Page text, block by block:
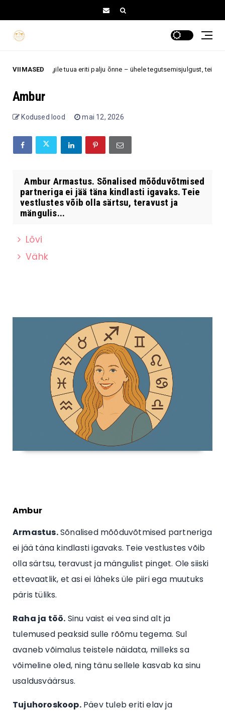
VIIMASED
tähemärgile tuua eriti palju õnne – ühele tegutsemisjulgust, teisele
Ambur
Kodused lood mai 12, 2026
Ambur Armastus. Sõnalised mõõduvõtmised
partneriga ei jää täna kindlasti igavaks. Teie
vestlustes võib olla särtsu, teravust ja
mängulis...
Lõvi
Vähk
Ambur
Armastus.Sõnalised mõõduvõtmised partneriga
ei jää täna kindlasti igavaks. Teie vestlustes võib
olla särtsu, teravust ja mängulist pinget. Ole siiski
ettevaatlik, et asi ei läheks üle piiri ega muutuks
päris tüliks.
Raha ja töö. Sinu vaist ei vea sind alt ja
tulemused peaksid sulle rõõmu tegema. Sul
avaneb võimalus teistele näidata, milleks sa
võimeline oled, ning tänu sellele kasvab ka sinu
usaldusväärsus.
Tujuhoroskoop.Päev tuleb eriti elav ja